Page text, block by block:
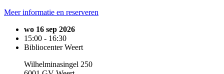
Meer informatie en reserveren
wo 16 sep 2026
15:00 - 16:30
Bibliocenter Weert
Wilhelminasingel 250